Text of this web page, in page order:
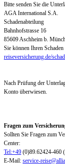
Bitte senden Sie die
AGA International S.A.
Schadenabteilung
Bahnhofstrasse 16
85609 Aschheim b.
Sie können Ihren
reiseversicherung.de/
Nach Prüfung der
Konto überwiesen.
Fragen zum
Sollten Sie Fragen zum
Center:
Tel:+49 (0)89.62424-460
E-Mail: service-